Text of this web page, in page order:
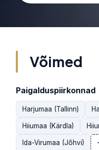
Võimed
Paigalduspiirkonnad
Harjumaa (Tallinn)
Hiiumaa (Kärdla)
Ida-Virumaa (Jõhvi)